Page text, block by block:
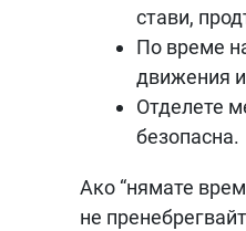
стави,
По време
движения
Отделете
безопасна.
Ако “нямате
не